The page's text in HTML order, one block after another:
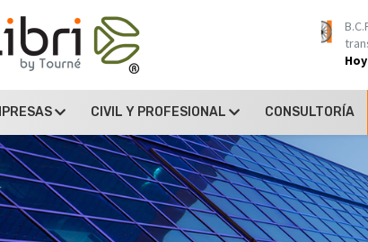
CIVIL Y PROFESIONAL CONSULTORÍA